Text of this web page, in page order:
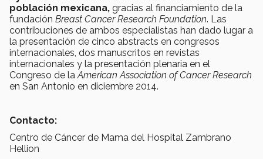
población mexicana, gracias al financiamiento de la
fundación Breast Cancer Research Foundation. Las
contribuciones de ambos especialistas han dado lugar a
la presentación de cinco abstracts en congresos
internacionales, dos manuscritos en revistas
internacionales y la presentación plenaria en el
Congreso de la American Association of Cancer Research
en San Antonio en diciembre 2014.
Contacto:
Centro de Cáncer de Mama del Hospital Zambrano
Hellion